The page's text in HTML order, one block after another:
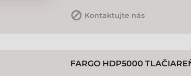
Kontaktujte nás
FARGO HDP5000